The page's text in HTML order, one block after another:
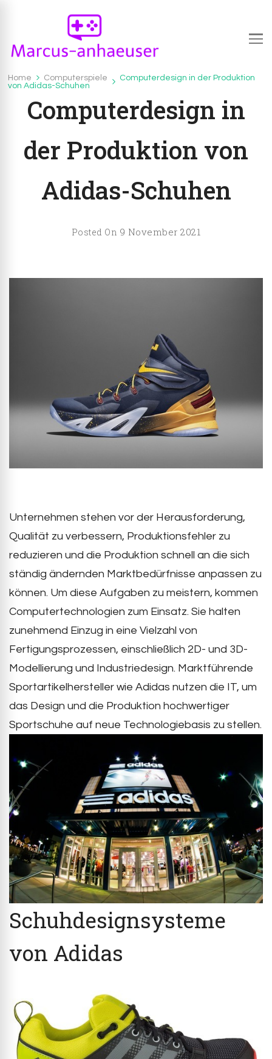
Marcus-anhaeuser.de
Computerspiele
Home Computerspiele
Computerdesign in der Produktion
von Adidas-Schuhen
Computerspiele
Computerdesign in
der Produktion von
Adidas-Schuhen
Posted On 9 November 2021
Unternehmen stehen vor der Herausforderung,
Qualität zu verbessern, Produktionsfehler zu
reduzieren und die Produktion schnell an die sich
ständig ändernden Marktbedürfnisse anpassen zu
können. Um diese Aufgaben zu meistern, kommen
Computertechnologien zum Einsatz. Sie halten
zunehmend Einzug in eine Vielzahl von
Fertigungsprozessen, einschließlich 2D- und 3D-
Modellierung und Industriedesign. Marktführende
Sportartikelhersteller wie Adidas nutzen die IT, um
das Design und die Produktion hochwertiger
Sportschuhe auf neue Technologiebasis zu stellen.
Schuhdesignsysteme
von Adidas